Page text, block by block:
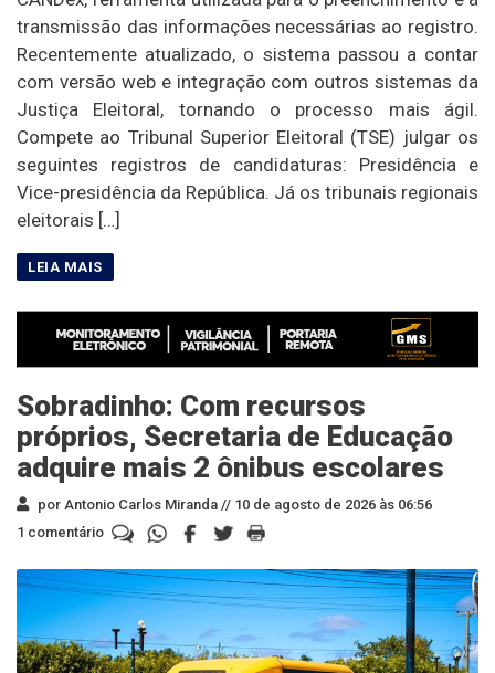
transmissão das informações necessárias ao registro.
Recentemente atualizado, o sistema passou a contar
com versão web e integração com outros sistemas da
Justiça Eleitoral, tornando o processo mais ágil.
Compete ao Tribunal Superior Eleitoral (TSE) julgar os
seguintes registros de candidaturas: Presidência e
Vice-presidência da República. Já os tribunais regionais
eleitorais […]
Sobradinho: Com recursos
próprios, Secretaria de Educação
adquire mais 2 ônibus escolares
por Antonio Carlos Miranda // 10 de agosto de 2026 às 06:56
1 comentário